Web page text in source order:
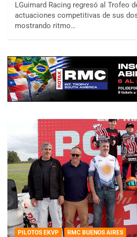
LGuimard Racing regresó al Trofeo
actuaciones competitivas de sus
mostrando ritmo…
PILOTOS EKVP RMC BUENOS AIRES